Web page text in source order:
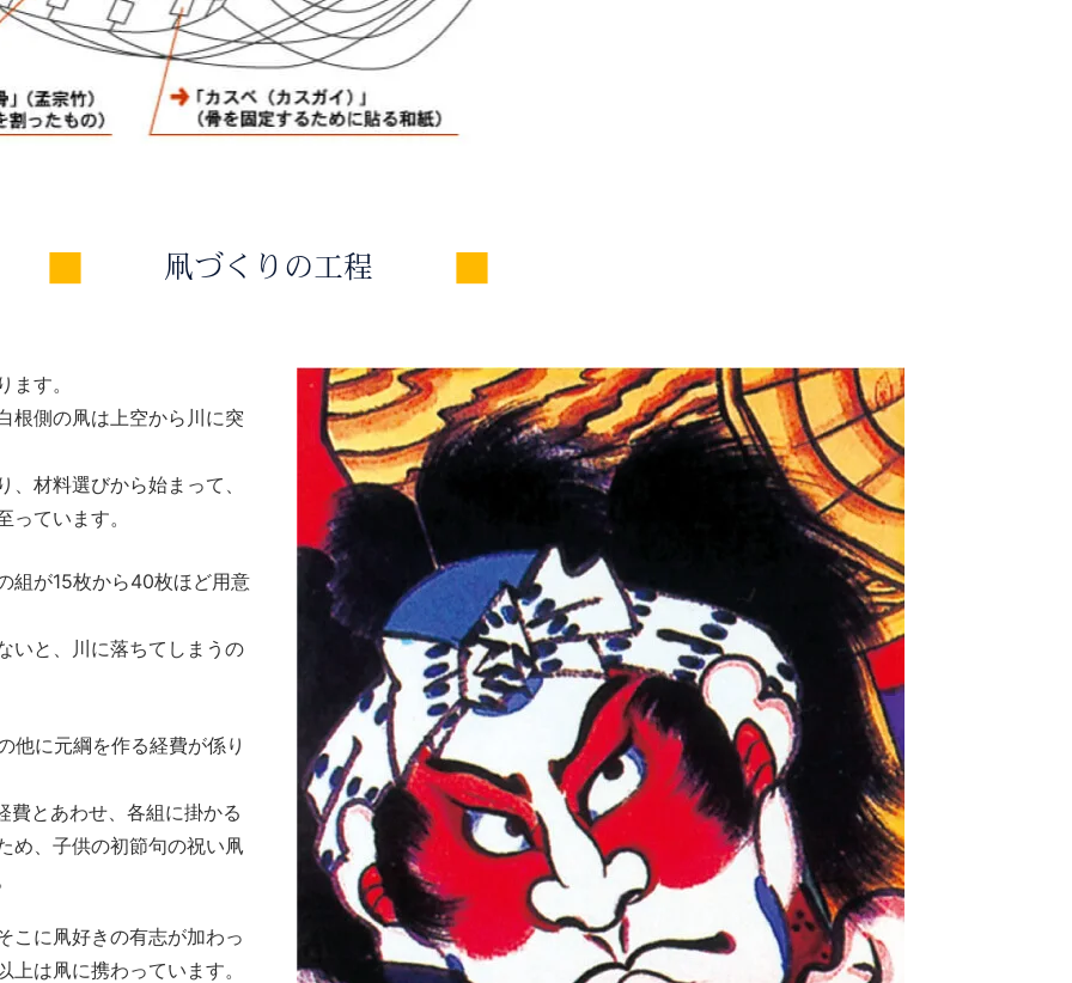
凧づくりの工程
す。
根側の凧は上空から川に突
材料選びから始まって、
ています。
組が15枚から40枚ほど用意
いと、川に落ちてしまうの
他に元綱を作る経費が係り
とあわせ、各組に掛かる
め、子供の初節句の祝い凧
こに凧好きの有志が加わっ
は凧に携わっています。